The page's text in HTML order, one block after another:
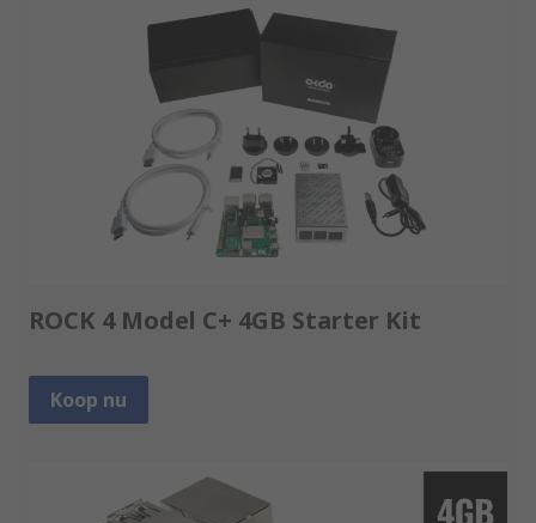
ROCK 4 Model C+ 4GB Starter Kit
Koop nu